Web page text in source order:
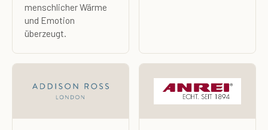
menschlicher Wärme
und Emotion
überzeugt.